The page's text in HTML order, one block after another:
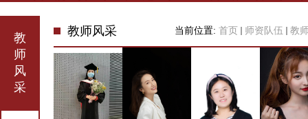
伍
养
业
采
教
师
风
采
教师风采 当前位置: 首页 师资队伍 教